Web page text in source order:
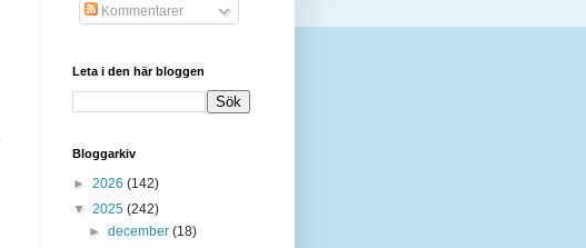
Kommentarer
Leta i den här bloggen
Bloggarkiv
► 2026 (142)
▼ 2025 (242)
►december(18)